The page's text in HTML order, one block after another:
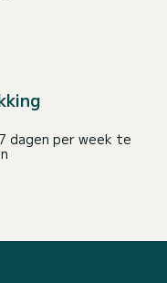
dagen per week te